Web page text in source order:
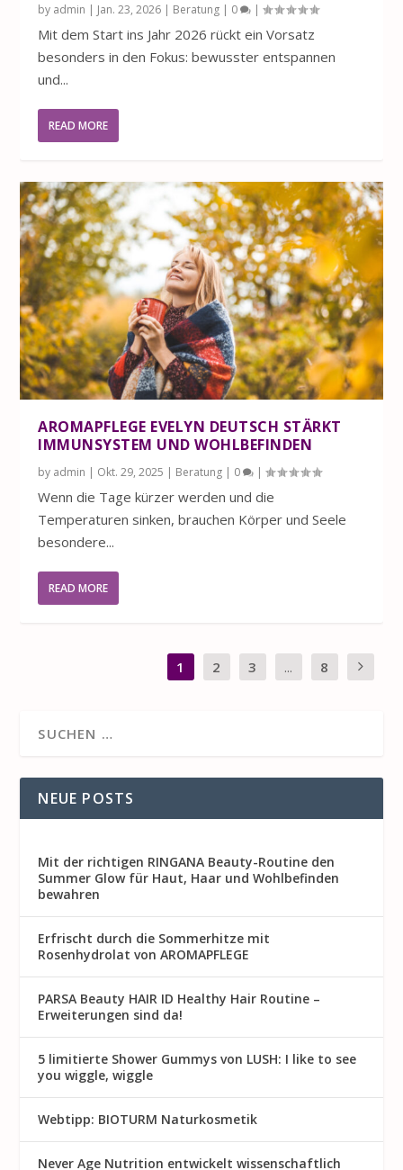
by admin | Jan. 23, 2026 | Beratung | 0 |
Mit dem Start ins Jahr 2026 rückt ein Vorsatz
besonders in den Fokus: bewusster entspannen
und...
READ MORE
AROMAPFLEGE EVELYN DEUTSCH STÄRKT
IMMUNSYSTEM UND WOHLBEFINDEN
by admin | Okt. 29, 2025 | Beratung | 0 |
Wenn die Tage kürzer werden und die
Temperaturen sinken, brauchen Körper und Seele
besondere...
READ MORE
1 2 3 ... 8
NEUE POSTS
Mit der richtigen RINGANA Beauty-Routine den
Summer Glow für Haut, Haar und Wohlbefinden
bewahren
Erfrischt durch die Sommerhitze mit
Rosenhydrolat von AROMAPFLEGE
PARSA Beauty HAIR ID Healthy Hair Routine –
Erweiterungen sind da!
5 limitierte Shower Gummys von LUSH: I like to see
you wiggle, wiggle
Webtipp: BIOTURM Naturkosmetik
Never Age Nutrition entwickelt wissenschaftlich